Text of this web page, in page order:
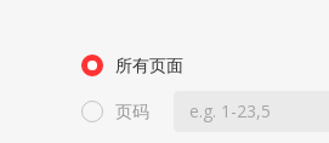
所有页面
页码